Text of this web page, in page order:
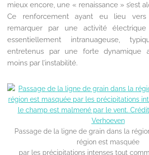
mieux encore, une « renaissance » s’est
Ce renforcement ayant eu lieu vers
remarquer par une activité électrique
essentiellement intranuageuse,
entretenus par une forte dynamique
moins par l’instabilité.
Passage de la ligne de grain dans la
région est masquée
par les précipitations intenses tout